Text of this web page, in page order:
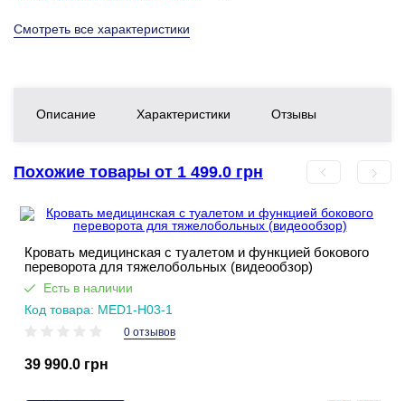
Смотреть все характеристики
Описание Характеристики Отзывы
Похожие товары от 1 499.0 грн
Кровать медицинская с туалетом и функцией бокового
переворота для тяжелобольных (видеообзор)
Есть в наличии
Код товара: MED1-H03-1
0 отзывов
39 990.0 грн